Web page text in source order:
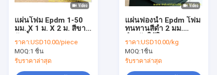
แผ่นโฟม Epdm 1-50
มม. X 1 ม. X 2 ม. สีขาว
ราคา:USD10.00/piece
MOQ:1 ชิ้น
รับราคาล่าสุด
แผ่นฟองน้ำ Epdm โฟม
ทนทานสีดำ 2 มม.
อุตสาหกรรม
ราคา:USD10.00/kg
MOQ:1ชิ้น
รับราคาล่าสุด